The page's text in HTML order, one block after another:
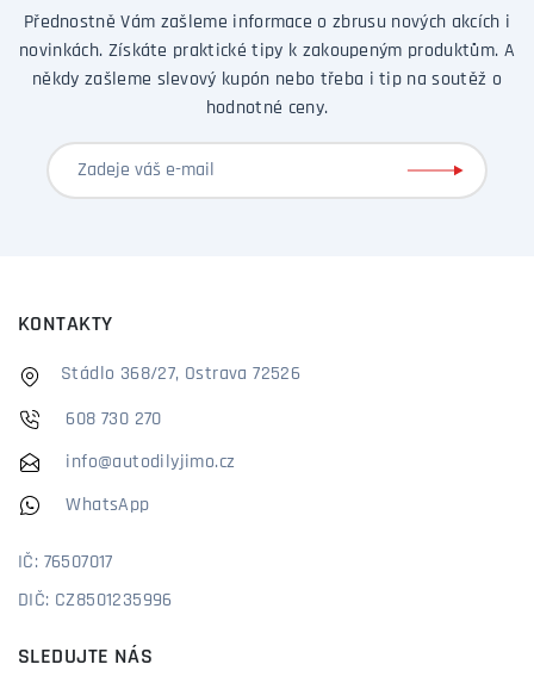
Přednostně Vám zašleme informace o zbrusu nových akcích i
novinkách. Získáte praktické tipy k zakoupeným produktům. A
někdy zašleme slevový kupón nebo třeba i tip na soutěž o
hodnotné ceny.
KONTAKTY
Stádlo 368/27, Ostrava 72526
608 730 270
info@autodilyjimo.cz
WhatsApp
IČ: 76507017
DIČ: CZ8501235996
SLEDUJTE NÁS